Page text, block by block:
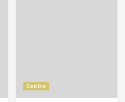
Centro